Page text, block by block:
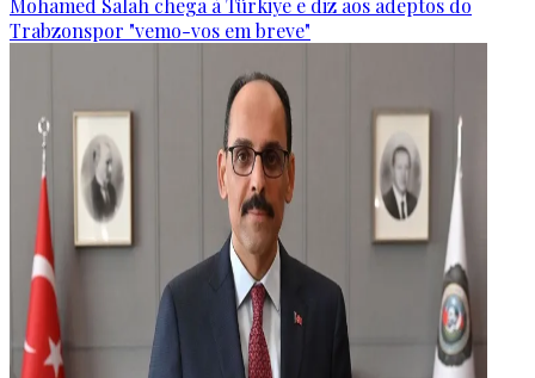
Mohamed Salah chega à Türkiye e diz aos adeptos do
Trabzonspor "vemo-vos em breve"